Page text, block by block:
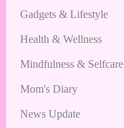
Gadgets & Lifestyle
Health & Wellness
Mindfulness & Selfcare
Mom's Diary
News Update